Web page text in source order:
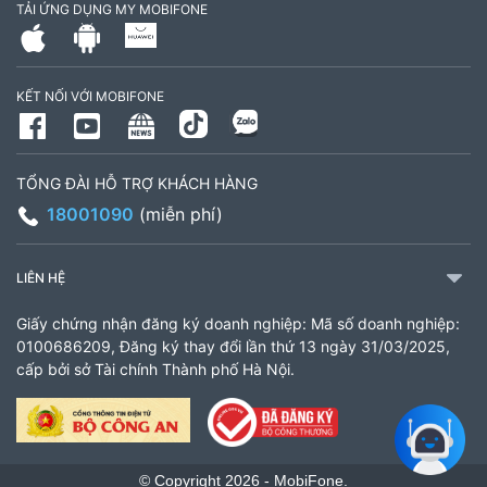
795497999
Giờ làm việc: Thứ 2 đến Thứ 6: Sáng 07:30 -
11:00 Chiều 13:30 đến 17:30 Thứ 7: Sáng 08:00
- 11:30 chiều 13:00 đến 17:00
CH 21B Ba La (CH 16 Ba La)
903460846
Giờ làm việc: 8:00 - 18:00
CH 61 Minh Khai
61 Minh Khai, Phường Bạch Mai, TP Hà Nội
TẢI ỨNG DỤNG MY MOBIFONE
KẾT NỐI VỚI MOBIFONE
TỔNG ĐÀI HỖ TRỢ KHÁCH HÀNG
18001090 (miễn phí)
LIÊN HỆ
Giấy chứng nhận đăng ký doanh nghiệp: Mã số doanh nghiệp:
0100686209, Đăng ký thay đổi lần thứ 13 ngày 31/03/2025,
cấp bởi sở Tài chính Thành phố Hà Nội.
© Copyright 2026 - MobiFone.